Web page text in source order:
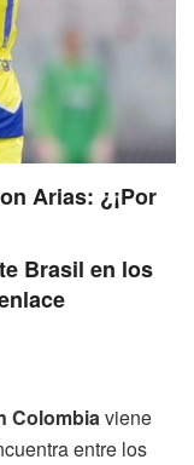
Arias: ¿¡Por
Brasil en los
Colombiaviene
entre los